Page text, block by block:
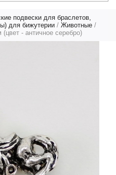
подвески для браслетов,
для бижутерии / Животные /
- античное серебро)